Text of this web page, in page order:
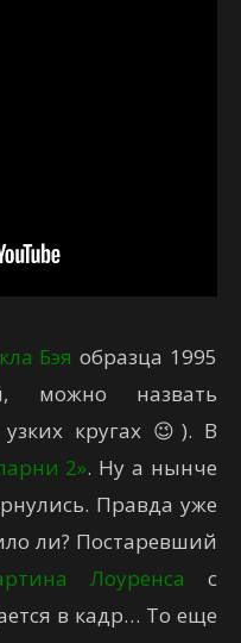
Бэя образца 1995
можно назвать
кругах 😉). В
2». Ну а нынче
Правда уже
ли? Постаревший
Лоуренса с
в кадр… То еще